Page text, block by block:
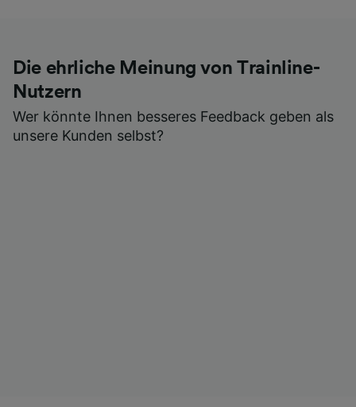
Die ehrliche Meinung von Trainline-
Nutzern
Wer könnte Ihnen besseres Feedback geben als
unsere Kunden selbst?